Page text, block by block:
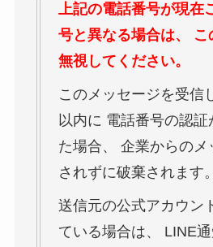
上記の電話番号が現在
号と異なる場合は、
こ
無視してください。
このメッセージを受信
以内に 電話番号の認証
た場合、
企業からのメ
されずに破棄されます。
送信元の公式アカウン
ている場合は、
LINE